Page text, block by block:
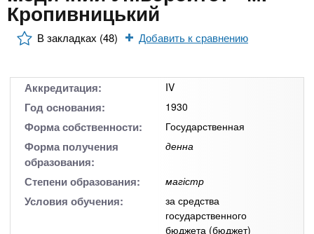
n
t
s
n
х
Онлайн курсы
За рубежом
Кропивницький
В закладках (48) Добавить к сравнению
Аккредитация: IV
Год основания: 1930
Форма собственности: Государственная
Форма получения
образования:
денна
Степени образования: магістр
Условия обучения:
за средства
государственного
бюджета (бюджет)